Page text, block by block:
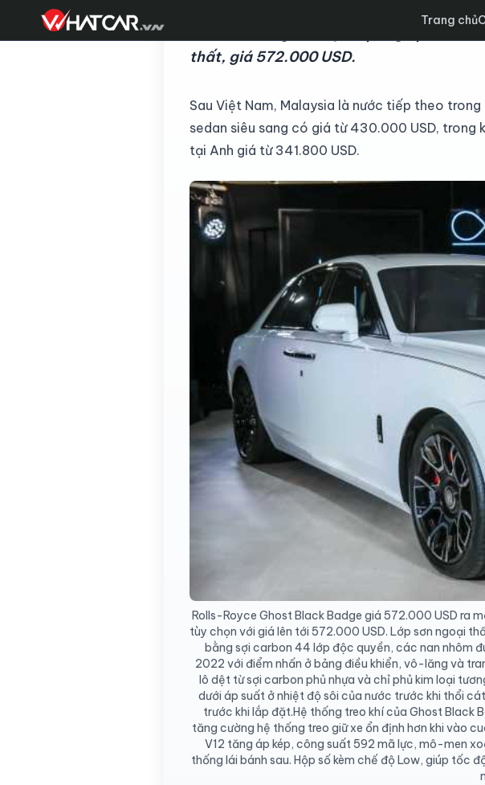
Trang chủ
Mẫu siêu sang với tùy chọn ngoại thất
thất, giá 572.000 USD.
Sau Việt Nam, Malaysia là nước tiếp theo
sedan siêu sang có giá từ 430.000 USD, trong
tại Anh giá từ 341.800 USD.
Rolls-Royce Ghost Black Badge giá 572.000 USD ra
tùy chọn với giá lên tới 572.000 USD. Lớp sơn ngoại
bằng sợi carbon 44 lớp độc quyền, các nan nhôm
2022 với điểm nhấn ở bảng điều khiển, vô-lăng và
lô dệt từ sợi carbon phủ nhựa và chỉ phủ kim loại
dưới áp suất ở nhiệt độ sôi của nước trước khi thổi
trước khi lắp đặt.Hệ thống treo khí của Ghost Black
tăng cường hệ thống treo giữ xe ổn định hơn khi vào
V12 tăng áp kép, công suất 592 mã lực, mô-men
thống lái bánh sau. Hộp số kèm chế độ Low, giúp tốc